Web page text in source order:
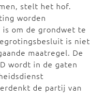
stelt het hof.
worden
om de grondwet te
is niet
maatregel. De
wordt in de gaten
de partij van